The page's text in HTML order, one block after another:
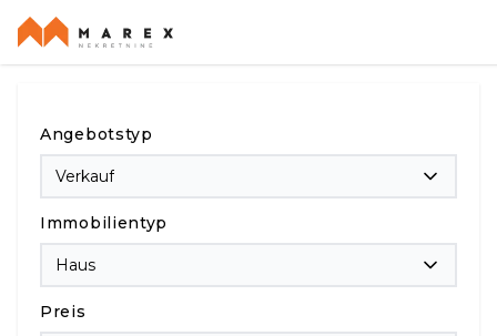
Angebotstyp
Verkauf
Immobilientyp
Haus
Preis